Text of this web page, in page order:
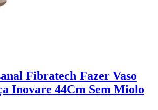
Fibratech Fazer Vaso
Inovare 44Cm Sem Miolo